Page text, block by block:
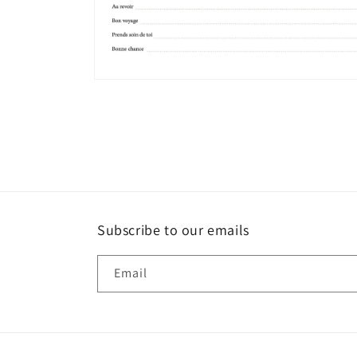
Subscribe to our emails
Email